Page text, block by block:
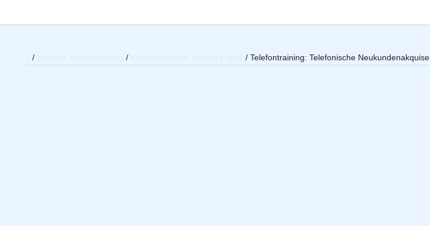
/ Inhouse Telefontraining / Kommunikation Telefon E-Mail / Telefontraining: Telefonische Neukundenakquise